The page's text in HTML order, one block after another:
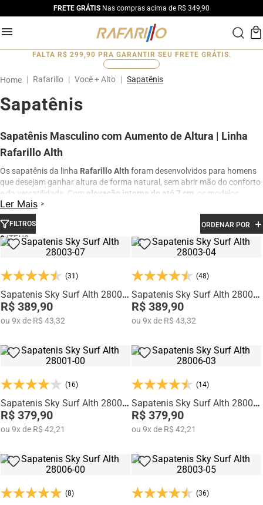
FRETE GRÁTIS Nas compras acima de R$ 349,90
FALTA R$ 299,90 PRA GARANTIR SEU FRETE GRÁTIS.
0
Rafarillo Você + Alto Sapatênis
Sapatênis
Sapatênis Masculino com Aumento de Altura | Linha
Rafarillo Alth
Os sapatênis da linha Rafarillo Alth foram desenvolvidos para homens
que desejam ganhar altura de forma natural, sem abrir mão do conforto
e da versatilidade. Com elevação interna de até 7 cm , os modelos
combinam design moderno, tecnologia e acabamento premium para
diferentes momentos do dia.
Produzidos em
durabilidade, respirabilidade e conforto prolongado. São ideais para
quem busca um visual casual elegante, perfeito para o trabalho,
sofisticação.
Fabricados pela Rafarillo Calçados , marca com mais de35 anos de
tradição em Franca
, os modelos da linha Alth unem qualidade, inovação
e estilo em um único calçado.
Ler Mais
FILTROS ORDENAR POR
9
(31)
Sapatenis Sky Surf Alth 28003-
07
R$ 389,90
ou 9xde R$ 43,32
(48)
Sapatenis Sky Surf Alth 28003-
04
R$ 389,90
ou 9xde R$ 43,32
(16)
Sapatenis Sky Surf Alth 28001-
00
R$ 379,90
ou 9xde R$ 42,21
(14)
Sapatenis Sky Surf Alth 28006-
03
R$ 379,90
ou 9xde R$ 42,21
(8) (36)